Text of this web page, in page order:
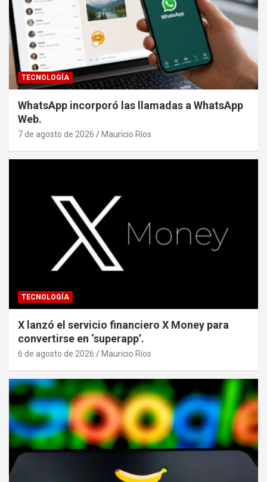
TECNOLOGÍA
WhatsApp incorporó las llamadas a WhatsApp
Web.
7 de agosto de 2026 Mauricio Ríos
TECNOLOGÍA
X lanzó el servicio financiero X Money para
convertirse en ‘superapp’.
6 de agosto de 2026 Mauricio Ríos